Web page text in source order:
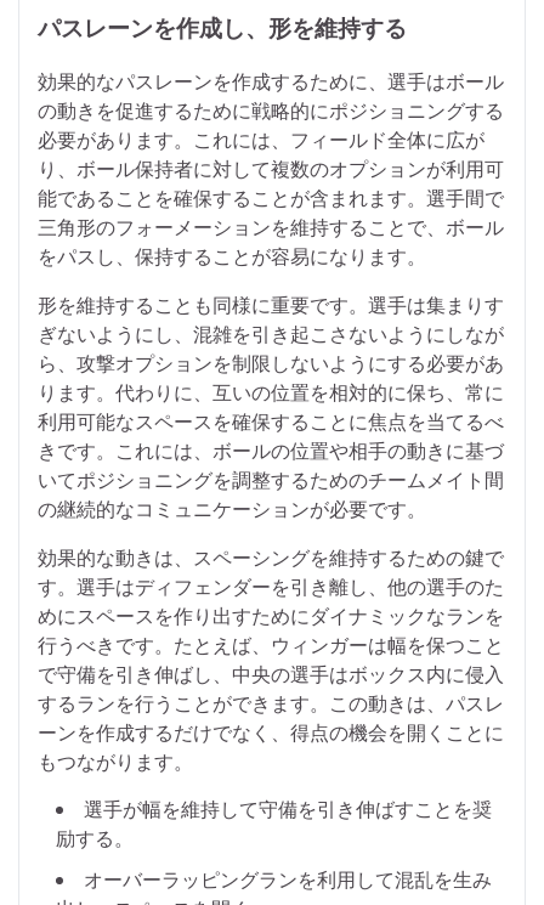
パスレーンを作成し、形を維持する
効果的なパスレーンを作成するために、選手はボール
の動きを促進するために戦略的にポジショニングする
必要があります。これには、フィールド全体に広が
り、ボール保持者に対して複数のオプションが利用可
能であることを確保することが含まれます。選手間で
三角形のフォーメーションを維持することで、ボール
をパスし、保持することが容易になります。
形を維持することも同様に重要です。選手は集まりす
ぎないようにし、混雑を引き起こさないようにしなが
ら、攻撃オプションを制限しないようにする必要があ
ります。代わりに、互いの位置を相対的に保ち、常に
利用可能なスペースを確保することに焦点を当てるべ
きです。これには、ボールの位置や相手の動きに基づ
いてポジショニングを調整するためのチームメイト間
の継続的なコミュニケーションが必要です。
効果的な動きは、スペーシングを維持するための鍵で
す。選手はディフェンダーを引き離し、他の選手のた
めにスペースを作り出すためにダイナミックなランを
行うべきです。たとえば、ウィンガーは幅を保つこと
で守備を引き伸ばし、中央の選手はボックス内に侵入
するランを行うことができます。この動きは、パスレ
ーンを作成するだけでなく、得点の機会を開くことに
もつながります。
選手が幅を維持して守備を引き伸ばすことを奨
励する。
オーバーラッピングランを利用して混乱を生み